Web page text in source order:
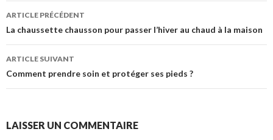
Navigation
des
articles
ARTICLE PRÉCÉDENT
La chaussette chausson pour passer l’hiver au chaud à la maison
ARTICLE SUIVANT
Comment prendre soin et protéger ses pieds ?
LAISSER UN COMMENTAIRE